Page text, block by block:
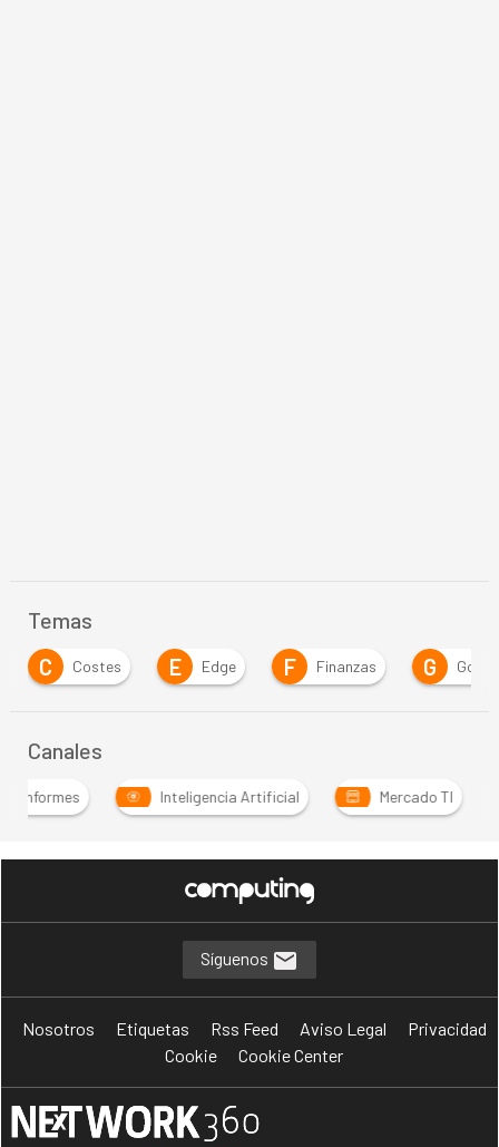
Temas
E
Edge F Finanzas G Gobernanza I
Canales
Informes Inteligencia Artificial Mercado TI
Síguenos
Nosotros Etiquetas Rss Feed Aviso Legal
Privacidad
Cookie
Cookie Center